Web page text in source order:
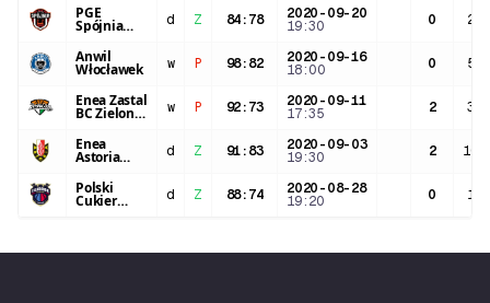
PGE
Spójnia
Stargard
d Z 84 : 78
2020-09-20
19:30
0
Anwil
Włocławek w P 98: 82
2020-09-16
18:00
0
Enea Zastal
BC Zielona w P 92 : 73
2020-09-11
17:35
2
Enea
Astoria d Z 91 : 83
2020-09-03
19:30
2
Polski
Cukier d Z 88: 74
2020-08-28
19:20
0